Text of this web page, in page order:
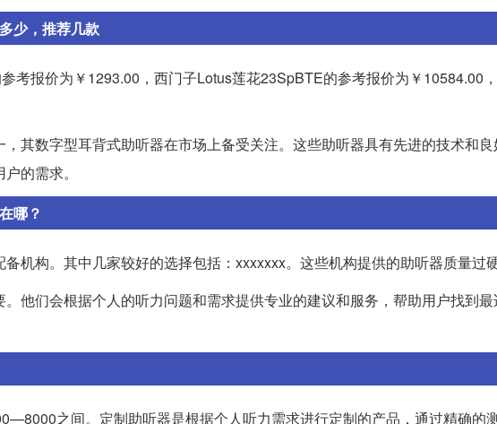
少，推荐几款
考报价为￥1293.00，西门子Lotus莲花23SpBTE的参考报价为￥10584.00
其数字型耳背式助听器在市场上备受关注。这些助听器具有先进的技术和
的需求。
哪？
机构。其中几家较好的选择包括：xxxxxxx。这些机构提供的助听器质量过
他们会根据个人的听力问题和需求提供专业的建议和服务，帮助用户找到
之间。定制助听器是根据个人听力需求进行定制的产品，通过精确的